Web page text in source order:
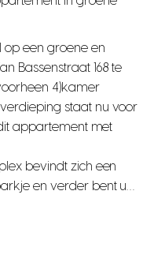
een groene en
Bassenstraat 168 te
4)kamer
staat nu voor
appartement met
bevindt zich een
en verder bent u…